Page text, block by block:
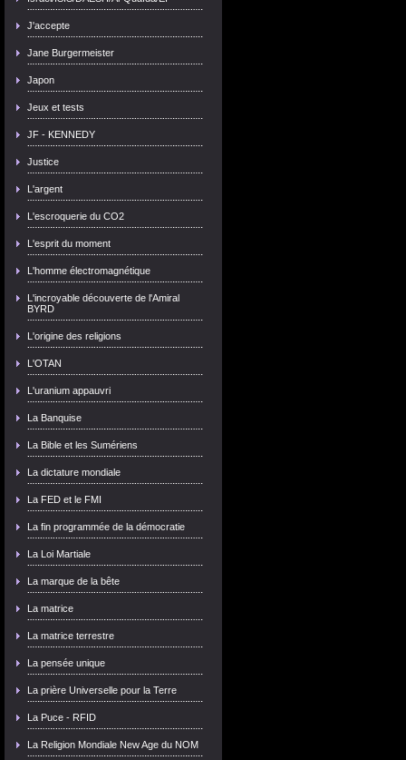
J'accepte
Jane Burgermeister
Japon
Jeux et tests
JF - KENNEDY
Justice
L'argent
L'escroquerie du CO2
L'esprit du moment
L'homme électromagnétique
L'incroyable découverte de l'Amiral
BYRD
L'origine des religions
L'OTAN
L'uranium appauvri
La Banquise
La Bible et les Sumériens
La dictature mondiale
La FED et le FMI
La fin programmée de la démocratie
La Loi Martiale
La marque de la bête
La matrice
La matrice terrestre
La pensée unique
La prière Universelle pour la Terre
La Puce - RFID
La Religion Mondiale New Age du NOM